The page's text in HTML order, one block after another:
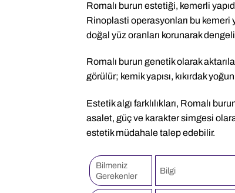
Romalı burun estetiği, kemerli
Rinoplasti operasyonları bu
doğal yüz oranları korunarak
Romalı burun genetik olarak
görülür; kemik yapısı, kıkırdak
Estetik algı farklılıkları, Romalı
asalet, güç ve karakter simgesi
estetik müdahale talep edebilir.
Bilmeniz
Gerekenler
Bilgi